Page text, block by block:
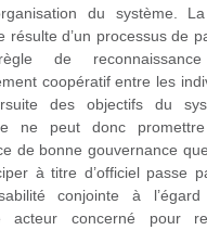
du système.
résulte d’un processus de
de
coopératif entre les
des objectifs du
ne peut donc
de bonne gouvernance
à titre d’officiel passe
conjointe à
acteur concerné pour